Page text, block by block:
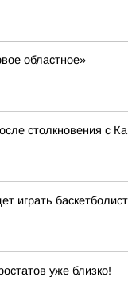
областное»
столкновения с
играть
уже близко!